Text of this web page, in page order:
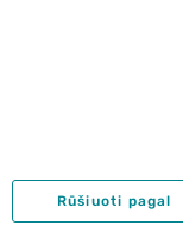
Rūšiuoti pagal